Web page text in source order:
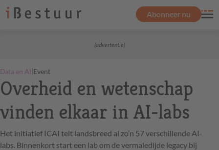
Abonneer nu
(advertentie)
Data en AI|Event
Overheid en wetenschap
vinden elkaar in AI-labs
Het initiatief ICAI telt landsbreed al zo’n 57 verschillende AI-
labs. Binnenkort start een lab om de vermaledijde legacy bij